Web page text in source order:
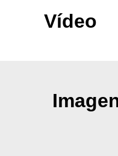
Vídeo